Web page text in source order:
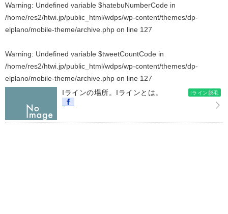
Warning: Undefined variable $hatebuNumberCode in
/home/res2/htwi.jp/public_html/wdps/wp-content/themes/dp-
elplano/mobile-theme/archive.php on line 127
Warning: Undefined variable $tweetCountCode in
/home/res2/htwi.jp/public_html/wdps/wp-content/themes/dp-
elplano/mobile-theme/archive.php on line 127
Iライン脱毛
Iラインの場所。Iラインとは。